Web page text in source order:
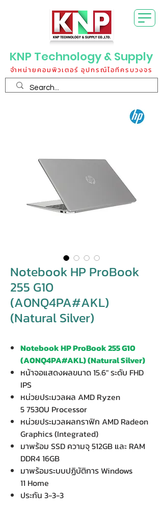
KNP Technology & Supply
จำหน่ายคอมพิวเตอร์ อุปกรณ์ไอทีครบวงจร
Notebook HP ProBook
255 G10
(A0NQ4PA#AKL)
(Natural Silver)
Notebook HP ProBook 255 G10
(A0NQ4PA#AKL) (Natural Silver)
หน้าจอแสดงผลขนาด 15.6" ระดับ FHD
IPS
หน่วยประมวลผล AMD Ryzen
5 7530U Processor
หน่วยประมวลผลกราฟิก AMD Radeon
Graphics (Integrated)
มาพร้อม SSD ความจุ 512GB และ RAM
DDR4 16GB
มาพร้อมระบบปฏิบัติการ Windows
11 Home
ประกัน 3-3-3